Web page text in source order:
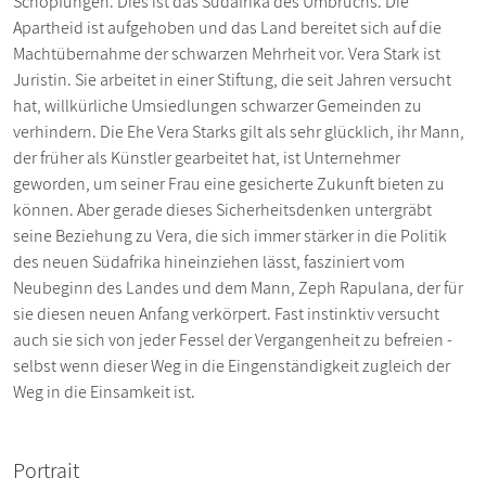
Apartheid ist aufgehoben und das Land bereitet sich auf die
Machtübernahme der schwarzen Mehrheit vor. Vera Stark ist
Juristin. Sie arbeitet in einer Stiftung, die seit Jahren versucht
hat, willkürliche Umsiedlungen schwarzer Gemeinden zu
verhindern. Die Ehe Vera Starks gilt als sehr glücklich, ihr Mann,
der früher als Künstler gearbeitet hat, ist Unternehmer
geworden, um seiner Frau eine gesicherte Zukunft bieten zu
können. Aber gerade dieses Sicherheitsdenken untergräbt
seine Beziehung zu Vera, die sich immer stärker in die Politik
des neuen Südafrika hineinziehen lässt, fasziniert vom
Neubeginn des Landes und dem Mann, Zeph Rapulana, der für
sie diesen neuen Anfang verkörpert. Fast instinktiv versucht
auch sie sich von jeder Fessel der Vergangenheit zu befreien -
selbst wenn dieser Weg in die Eingenständigkeit zugleich der
Weg in die Einsamkeit ist.
Portrait